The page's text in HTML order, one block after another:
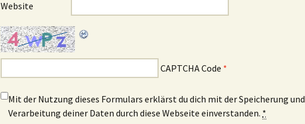
Website
CAPTCHA Code *
Mit der Nutzung dieses Formulars erklärst du dich mit der Speicherung und
Verarbeitung deiner Daten durch diese Webseite einverstanden. *